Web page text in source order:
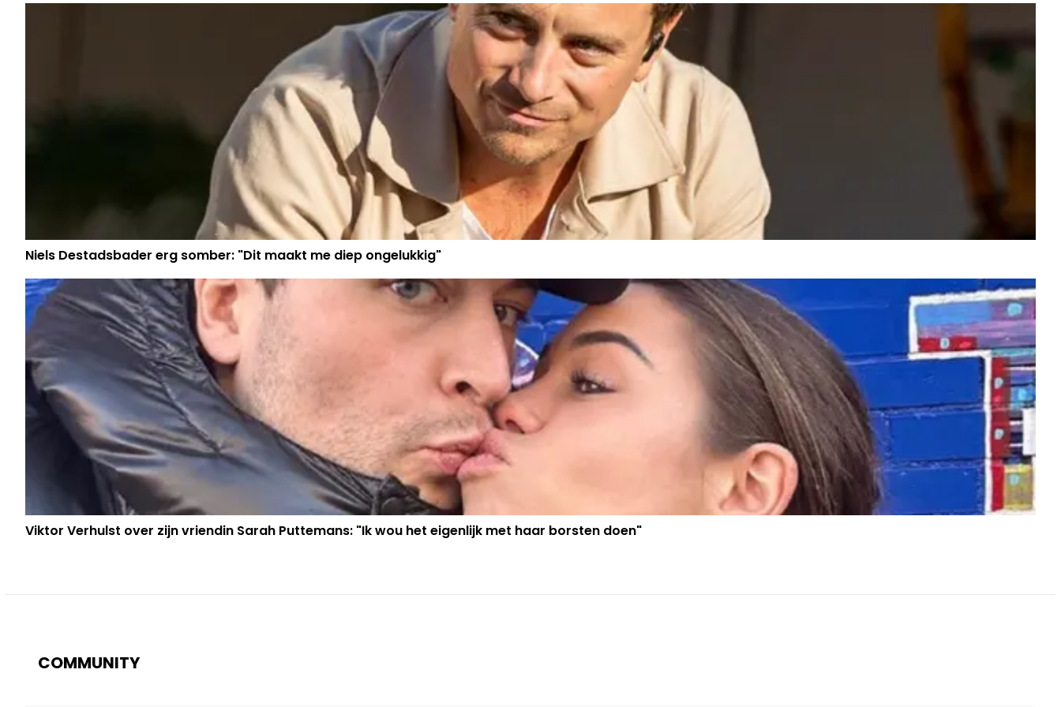
Niels Destadsbader erg somber: "Dit maakt me diep ongelukkig"
Viktor Verhulst over zijn vriendin Sarah Puttemans: "Ik wou het eigenlijk met haar borsten doen"
COMMUNITY